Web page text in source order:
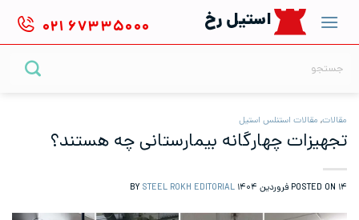
content
استیل رخ ۰۲۱ ۶۷۳۳۵۰۰۰
مقالات, مقالات استنلس استیل
تجهیزات چهارگانه بیمارستانی چه هستند؟
POSTED ON ۱۴ فروردین ۱۴۰۴ STEEL ROKH EDITORIAL